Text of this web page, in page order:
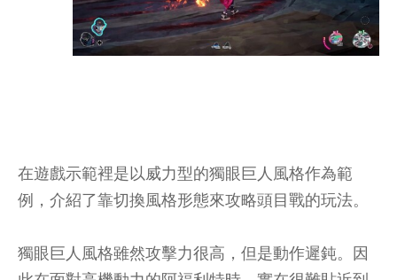
在遊戲示範裡是以威力型的獨眼巨人風格作為範
例，介紹了靠切換風格形態來攻略頭目戰的玩法。
獨眼巨人風格雖然攻擊力很高，但是動作遲鈍。因